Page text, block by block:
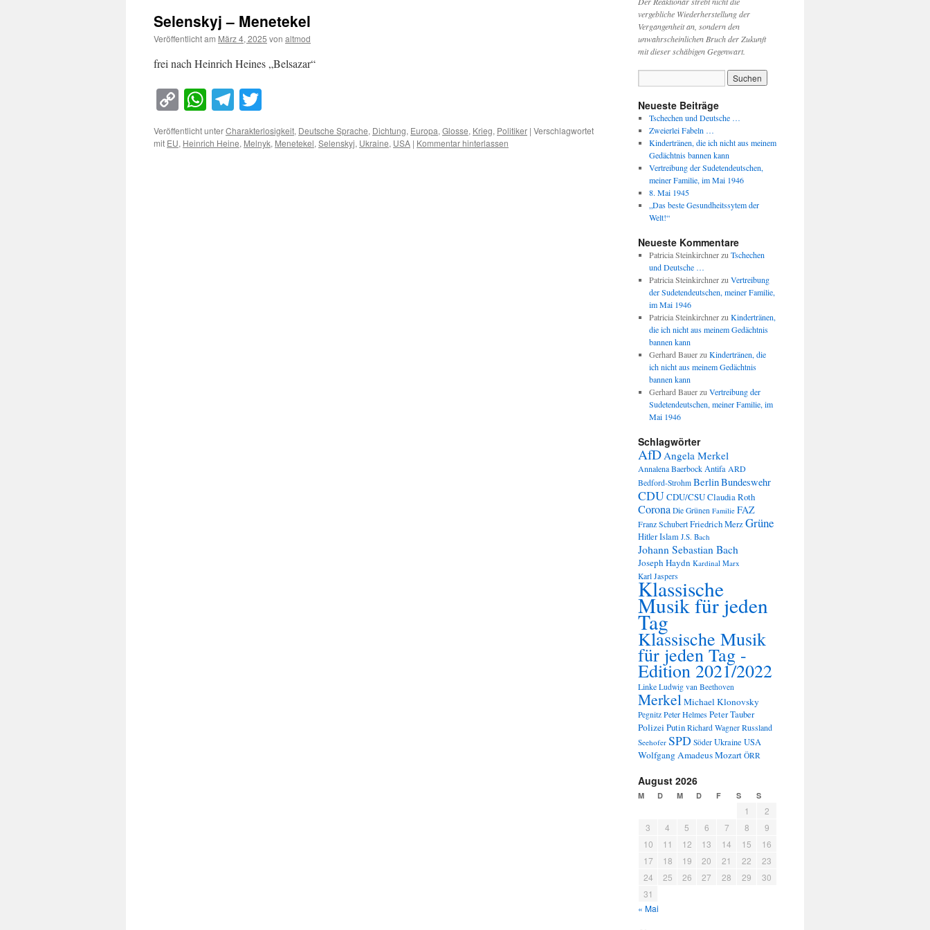
Selenskyj – Menetekel
Veröffentlicht am März 4, 2025 von altmod
frei nach Heinrich Heines „Belsazar“
Copy
Link
WhatsApp
Telegram
Veröffentlicht unterCharakterlosigkeit, Deutsche Sprache, Dichtung, Europa,Glosse, Krieg, Politiker | Verschlagwortet
mit EU, Heinrich Heine, Melnyk, Menetekel,Selenskyj, Ukraine, USA | Kommentar hinterlassen
vergebliche Wiederherstellung der
Vergangenheit an, sondern den
unwahrscheinlichen Bruch der Zukunft
mit dieser schäbigen Gegenwart.
Neueste Beiträge
Tschechen und Deutsche …
Zweierlei Fabeln …
Kindertränen, die ich nicht aus meinem
Gedächtnis bannen kann
Vertreibung der Sudetendeutschen,
meiner Familie, im Mai 1946
8. Mai 1945
„Das beste Gesundheitssytem der
Welt!“
Neueste Kommentare
Patricia Steinkirchnerzu Tschechen
und Deutsche …
Patricia Steinkirchnerzu Vertreibung
der Sudetendeutschen, meiner Familie,
im Mai 1946
Patricia Steinkirchnerzu Kindertränen,
die ich nicht aus meinem Gedächtnis
bannen kann
Gerhard Bauerzu Kindertränen, die
ich nicht aus meinem Gedächtnis
bannen kann
Gerhard Bauerzu Vertreibung der
Sudetendeutschen, meiner Familie, im
Mai 1946
Schlagwörter
AfDAngela Merkel
Annalena BaerbockAntifa ARD
Bedford-Strohm BerlinBundeswehr
CDUCDU/CSUClaudia Roth
Corona Die Grünen Familie FAZ
Franz SchubertFriedrich MerzGrüne
HitlerIslam J.S. Bach
Johann Sebastian Bach
Joseph Haydn Kardinal Marx
Karl Jaspers
Klassische
Musik für jeden
Tag
Klassische Musik
für jeden Tag -
Edition 2021/2022
Linke Ludwig van Beethoven
MerkelMichael Klonovsky
Pegnitz Peter HelmesPeter Tauber
PolizeiPutin Richard Wagner Russland
Seehofer SPD Söder Ukraine USA
Wolfgang Amadeus Mozart ÖRR
August 2026
M D M D F S S
1
2
3
4 5 6 7 8
9
10
11 12 13 14 15
16
17
18 19 20 21 22
23
24
25 26 27 28 29
30
31
« Mai